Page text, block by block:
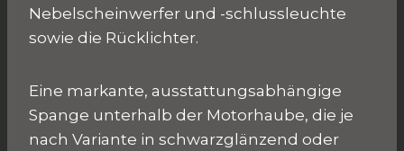
Nebelscheinwerfer und -schlussleuchte
sowie die Rücklichter.
Eine markante, ausstattungsabhängige
Spange unterhalb der Motorhaube, die je
nach Variante in schwarzglänzend oder